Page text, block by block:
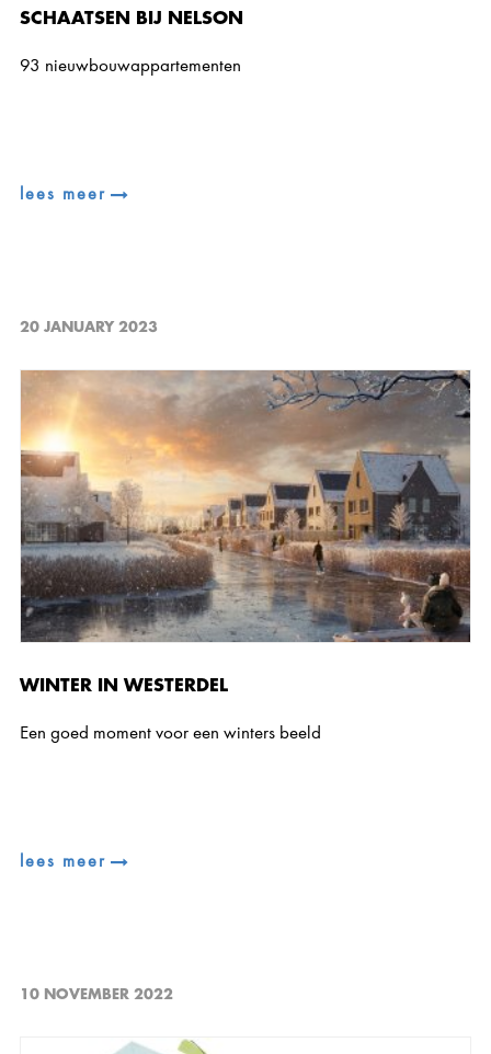
SCHAATSEN BIJ NELSON
93 nieuwbouwappartementen
lees meer
20 JANUARY 2023
WINTER IN WESTERDEL
Een goed moment voor een winters beeld
lees meer
10 NOVEMBER 2022